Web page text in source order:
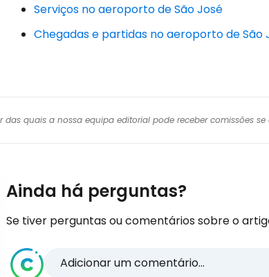
Serviços no aeroporto de São José
Chegadas e partidas no aeroporto de São
quais a nossa equipa editorial pode receber comissões
Ainda há perguntas?
Se tiver perguntas ou comentários sobre o
Adicionar um comentário...